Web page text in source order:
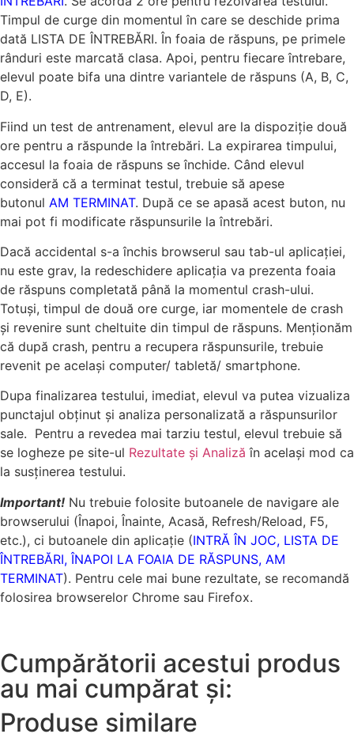
Timpul de curge din momentul în care se deschide prima
dată LISTA DE ÎNTREBĂRI. În foaia de răspuns, pe primele
rânduri este marcată clasa. Apoi, pentru fiecare întrebare,
elevul poate bifa una dintre variantele de răspuns (A, B, C,
D, E).
Fiind un test de antrenament, elevul are la dispoziție două
ore pentru a răspunde la întrebări. La expirarea timpului,
accesul la foaia de răspuns se închide. Când elevul
consideră că a terminat testul, trebuie să apese
butonul AM TERMINAT. După ce se apasă acest buton, nu
mai pot fi modificate răspunsurile la întrebări.
Dacă accidental s-a închis browserul sau tab-ul aplicației,
nu este grav, la redeschidere aplicația va prezenta foaia
de răspuns completată până la momentul crash-ului.
Totuși, timpul de două ore curge, iar momentele de crash
și revenire sunt cheltuite din timpul de răspuns. Menționăm
că după crash, pentru a recupera răspunsurile, trebuie
revenit pe același computer/ tabletă/ smartphone.
Dupa finalizarea testului, imediat, elevul va putea vizualiza
punctajul obţinut şi analiza personalizată a răspunsurilor
sale. Pentru a revedea mai tarziu testul, elevul trebuie să
se logheze pe site-ul Rezultate și Analiză în același mod ca
la susținerea testului.
Important! Nu trebuie folosite butoanele de navigare ale
browserului (Înapoi, Înainte, Acasă, Refresh/Reload, F5,
etc.), ci butoanele din aplicație (INTRĂ ÎN JOC, LISTA DE
ÎNTREBĂRI, ÎNAPOI LA FOAIA DE RĂSPUNS, AM
TERMINAT). Pentru cele mai bune rezultate, se recomandă
folosirea browserelor Chrome sau Firefox.
Cumpărătorii acestui produs
au mai cumpărat și:
Produse similare